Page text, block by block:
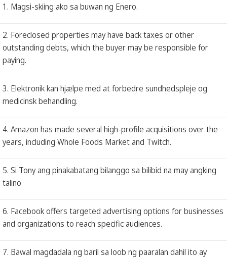
1. Magsi-skiing ako sa buwan ng Enero.
2. Foreclosed properties may have back taxes or other
outstanding debts, which the buyer may be responsible for
paying.
3. Elektronik kan hjælpe med at forbedre sundhedspleje og
medicinsk behandling.
4. Amazon has made several high-profile acquisitions over the
years, including Whole Foods Market and Twitch.
5. Si Tony ang pinakabatang bilanggo sa bilibid na may angking
talino
6. Facebook offers targeted advertising options for businesses
and organizations to reach specific audiences.
7. Bawal magdadala ng baril sa loob ng paaralan dahil ito ay